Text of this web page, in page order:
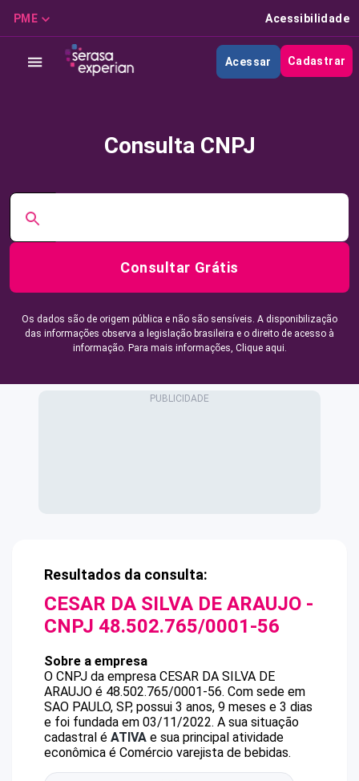
PME Acessibilidade
Acessar Cadastrar
Consulta CNPJ
Consultar Grátis
Os dados são de origem pública e não são sensíveis. A disponibilização
das informações observa a legislação brasileira e o direito de acesso à
informação. Para mais informações, Clique aqui.
Resultados da consulta:
CESAR DA SILVA DE ARAUJO -
CNPJ 48.502.765/0001-56
Sobre a empresa
O CNPJ da empresa CESAR DA SILVA DE
ARAUJO é 48.502.765/0001-56. Com sede em
SAO PAULO, SP, possui 3 anos, 9 meses e 3 dias
e foi fundada em 03/11/2022. A sua situação
cadastral é ATIVA e sua principal atividade
econômica é Comércio varejista de bebidas.